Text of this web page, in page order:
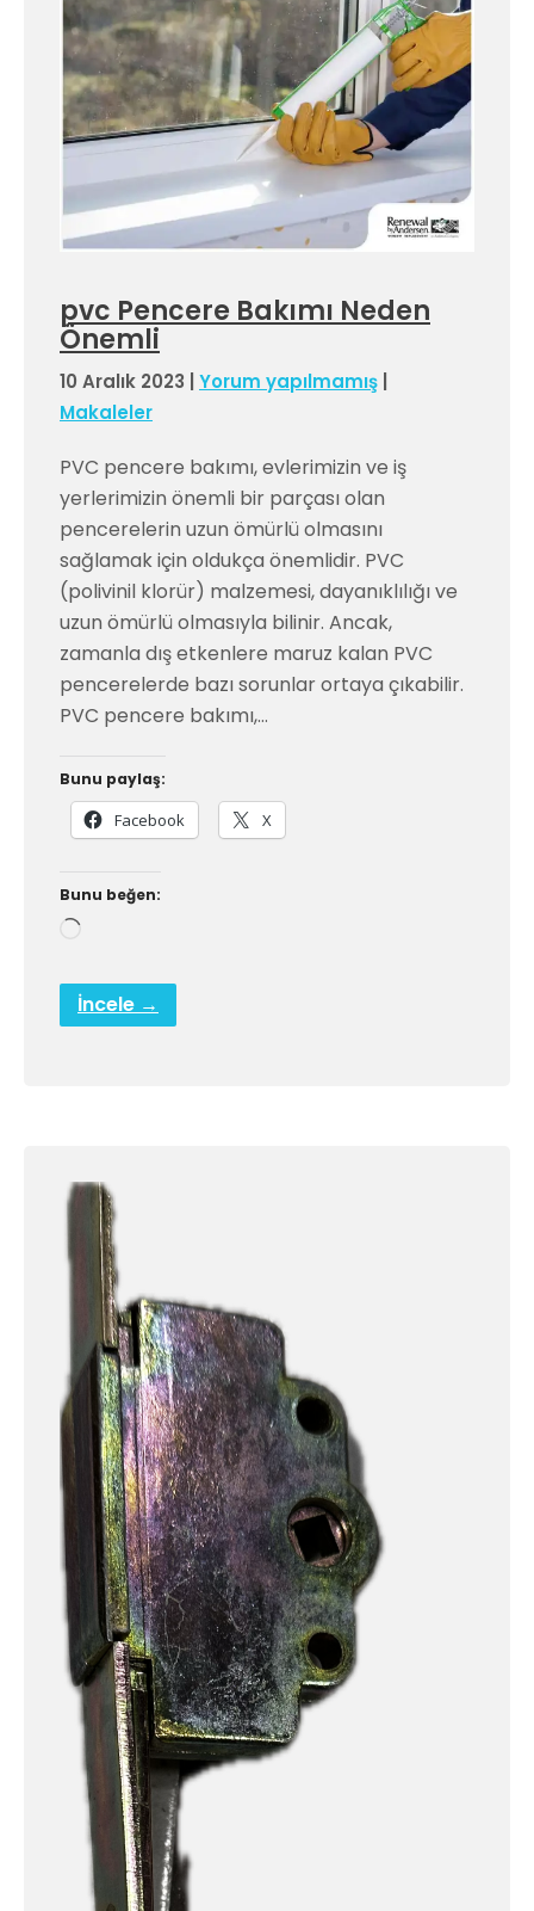
pvc Pencere Bakımı Neden
Önemli
10 Aralık 2023 | Yorum yapılmamış |
Makaleler
PVC pencere bakımı, evlerimizin ve iş
yerlerimizin önemli bir parçası olan
pencerelerin uzun ömürlü olmasını
sağlamak için oldukça önemlidir. PVC
(polivinil klorür) malzemesi, dayanıklılığı ve
uzun ömürlü olmasıyla bilinir. Ancak,
zamanla dış etkenlere maruz kalan PVC
pencerelerde bazı sorunlar ortaya çıkabilir.
PVC pencere bakımı,…
Bunu paylaş:
Facebook X
Bunu beğen:
Yükleniyor...
İncele →